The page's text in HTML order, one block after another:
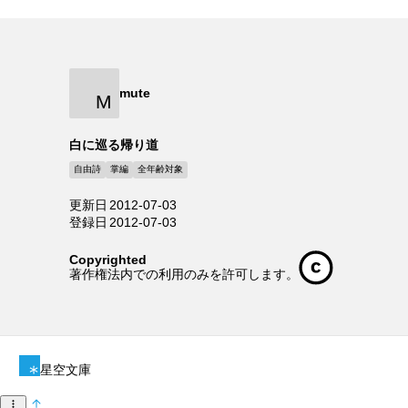
M mute
白に巡る帰り道
自由詩 掌編 全年齢対象
更新日 2012-07-03
登録日 2012-07-03
Copyrighted
著作権法内での利用のみを許可します。
星空文庫